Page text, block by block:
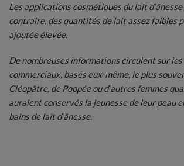
Les applications cosmétiques du lait
contraire, des quantités de lait assez faibles
ajoutée élevée.
De nombreuses informations circulent sur
commerciaux, basés eux-même, le plus
Cléopâtre, de Poppée ou d’autres femmes
auraient conservés la jeunesse de leur peau
bains de lait d’ânesse.